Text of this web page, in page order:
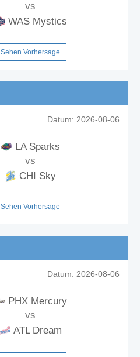
vs
WAS Mystics
Sehen Vorhersage
Datum: 2026-08-06
LA Sparks
vs
CHI Sky
Sehen Vorhersage
Datum: 2026-08-06
PHX Mercury
vs
ATL Dream